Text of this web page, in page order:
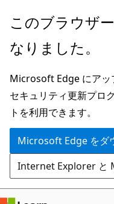
メ
ン
ン
テ
ン
ツ
に
ス
キ
このブラウザ
なりました。
Microsoft Edge にアッ
セキュリティ更新プロ
トを利用できます。
Microsoft Edge をダ
Internet Explorer と